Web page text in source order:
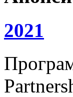
2021